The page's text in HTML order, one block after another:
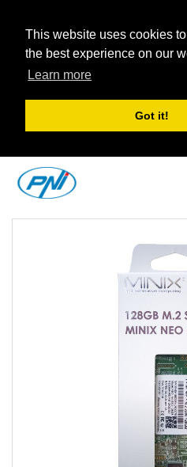
This website uses cookies
the best experience on our
Learn more
Got it!
Inhalt
springen